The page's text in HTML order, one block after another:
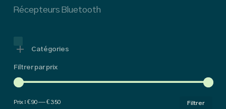
Récepteurs Bluetooth
Catégories
Filtrer par prix
Filtrer
Prix : € 90—€ 350